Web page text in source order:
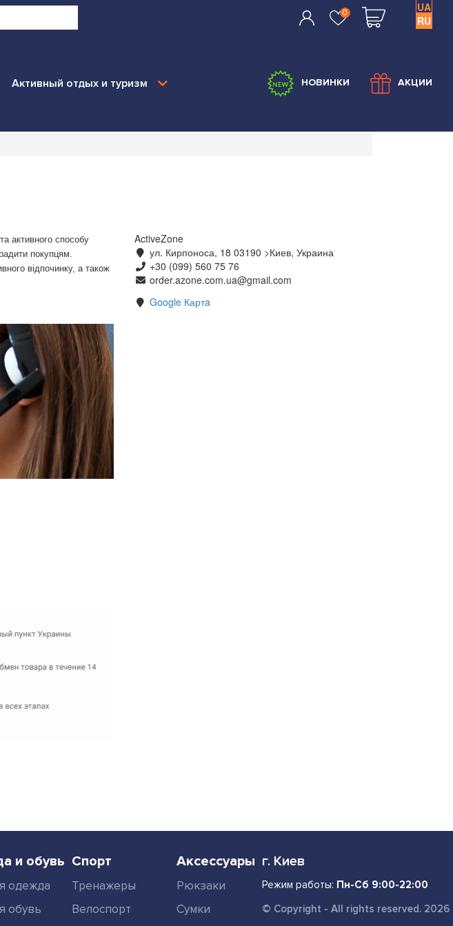
0
UA
RU
Активный отдых и туризм НОВИНКИ АКЦИИ
активного способу
покупцям.
відпочинку, а також
ActiveZone
ул. Кирпоноса, 18 03190 >Киев, Украина
+30 (099) 560 75 76
order.azone.com.ua@gmail.com
Google Картa
и обувь
одежда
обувь
Спорт
Тренажеры
Велоспорт
Аксессуары
Рюкзаки
Сумки
г. Киев
Режим работы: Пн-Сб 9:00-22:00
© Copyright - All rights reserved. 2026